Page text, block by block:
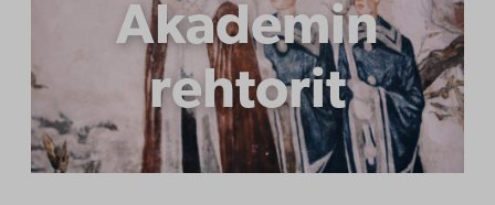
Akademin
rehtorit